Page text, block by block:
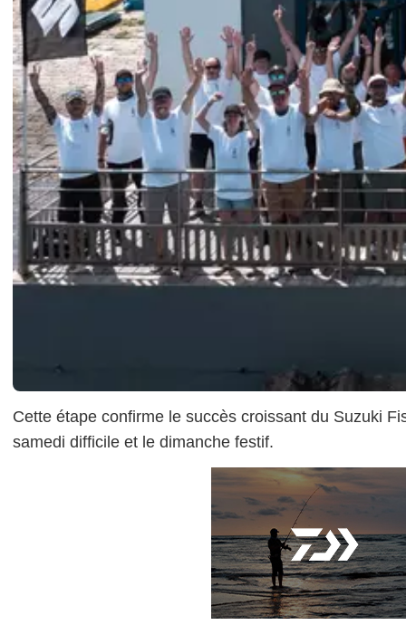
Cette étape confirme le succès croissant du Suzuki
samedi difficile et le dimanche festif.